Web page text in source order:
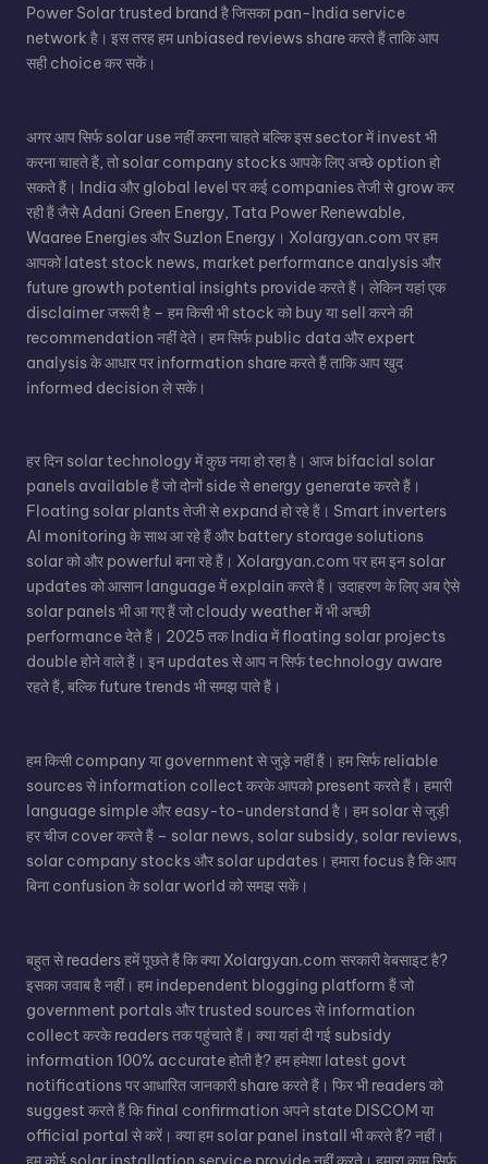
Power Solar trusted brand है जिसका pan-India service
network है। इस तरह हम unbiased reviews share करते हैं ताकि आप
सही choice कर सकें।
अगर आप सिर्फ solar use नहीं करना चाहते बल्कि इस sector में invest भी
करना चाहते हैं, तो solar company stocks आपके लिए अच्छे option हो
सकते हैं। India और global level पर कई companies तेजी से grow कर
रही हैं जैसे Adani Green Energy, Tata Power Renewable,
Waaree Energies और Suzlon Energy। Xolargyan.com पर हम
आपको latest stock news, market performance analysis और
future growth potential insights provide करते हैं। लेकिन यहां एक
disclaimer जरूरी है – हम किसी भी stock को buy या sell करने की
recommendation नहीं देते। हम सिर्फ public data और expert
analysis के आधार पर information share करते हैं ताकि आप खुद
informed decision ले सकें।
हर दिन solar technology में कुछ नया हो रहा है। आज bifacial solar
panels available हैं जो दोनों side से energy generate करते हैं।
Floating solar plants तेजी से expand हो रहे हैं। Smart inverters
AI monitoring के साथ आ रहे हैं और battery storage solutions
solar को और powerful बना रहे हैं। Xolargyan.com पर हम इन solar
updates को आसान language में explain करते हैं। उदाहरण के लिए अब ऐसे
solar panels भी आ गए हैं जो cloudy weather में भी अच्छी
performance देते हैं। 2025 तक India में floating solar projects
double होने वाले हैं। इन updates से आप न सिर्फ technology aware
रहते हैं, बल्कि future trends भी समझ पाते हैं।
हम किसी company या government से जुड़े नहीं हैं। हम सिर्फ reliable
sources से information collect करके आपको present करते हैं। हमारी
language simple और easy-to-understand है। हम solar से जुड़ी
हर चीज cover करते हैं – solar news, solar subsidy, solar reviews,
solar company stocks और solar updates। हमारा focus है कि आप
बिना confusion के solar world को समझ सकें।
बहुत से readers हमें पूछते हैं कि क्या Xolargyan.com सरकारी वेबसाइट है?
इसका जवाब है नहीं। हम independent blogging platform हैं जो
government portals और trusted sources से information
collect करके readers तक पहुंचाते हैं। क्या यहां दी गई subsidy
information 100% accurate होती है? हम हमेशा latest govt
notifications पर आधारित जानकारी share करते हैं। फिर भी readers को
suggest करते हैं कि final confirmation अपने state DISCOM या
official portal से करें। क्या हम solar panel install भी करते हैं? नहीं।